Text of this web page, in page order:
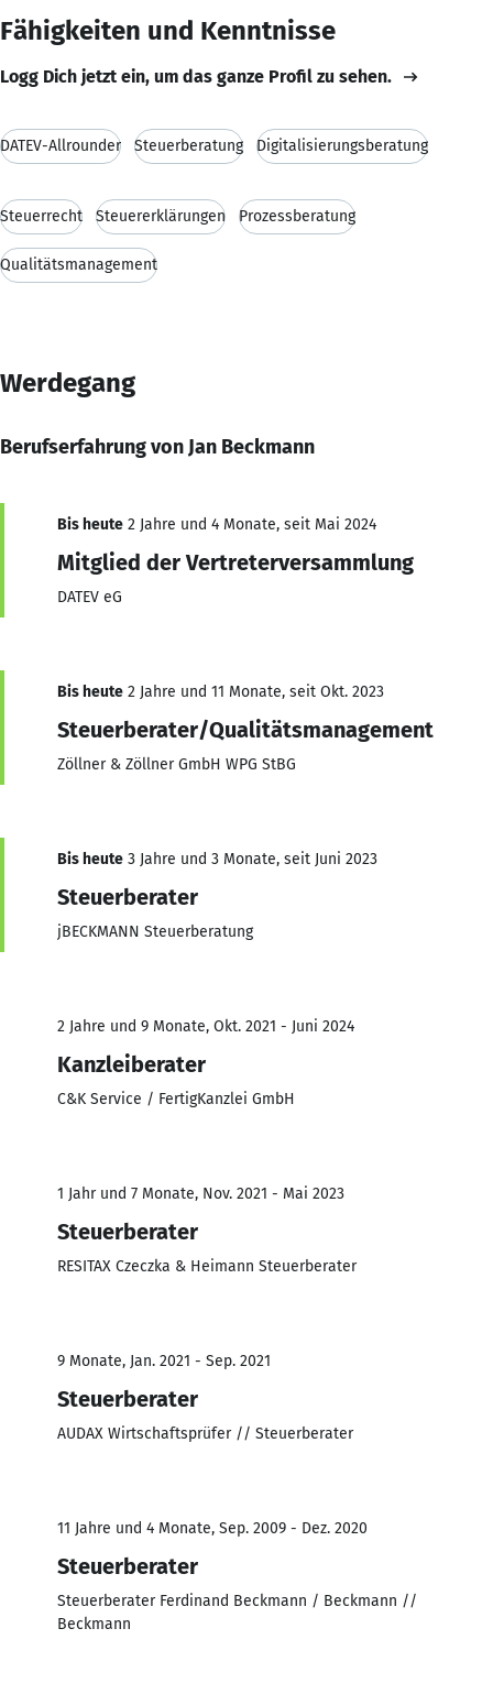
Fähigkeiten und Kenntnisse
Logg Dich jetzt ein, um das ganze Profil zu sehen.
DATEV-Allrounder Steuerberatung Digitalisierungsberatung
Steuerrecht Steuererklärungen Prozessberatung
Qualitätsmanagement
Werdegang
Berufserfahrung von Jan Beckmann
Bis heute 2 Jahre und 4 Monate, seit Mai 2024
Mitglied der Vertreterversammlung
DATEV eG
Bis heute 2 Jahre und 11 Monate, seit Okt. 2023
Steuerberater/Qualitätsmanagement
Zöllner & Zöllner GmbH WPG StBG
Bis heute 3 Jahre und 3 Monate, seit Juni 2023
Steuerberater
jBECKMANN Steuerberatung
2 Jahre und 9 Monate, Okt. 2021 - Juni 2024
Kanzleiberater
C&K Service / FertigKanzlei GmbH
1 Jahr und 7 Monate, Nov. 2021 - Mai 2023
Steuerberater
RESITAX Czeczka & Heimann Steuerberater
9 Monate, Jan. 2021 - Sep. 2021
Steuerberater
AUDAX Wirtschaftsprüfer // Steuerberater
11 Jahre und 4 Monate, Sep. 2009 - Dez. 2020
Steuerberater
Steuerberater Ferdinand Beckmann / Beckmann //
Beckmann